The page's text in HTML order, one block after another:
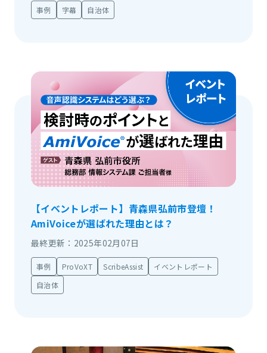
事例 字幕 自治体
【イベントレポート】青森県弘前市登壇！
AmiVoiceが選ばれた理由とは？
最終更新：2025年02月07日
事例 ProVoXT ScribeAssist
イベントレポート
自治体